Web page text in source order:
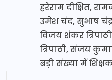
हरेराम दीक्षित,
उमेश चंद, सुभाष
विजय शंकर
त्रिपाठी, संजय
बड़ी संख्या में